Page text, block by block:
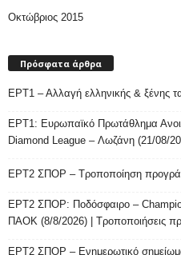
Οκτώβριος 2015
Πρόσφατα άρθρα
ΕΡΤ1 – Αλλαγή ελληνικής & ξένης
ΕΡΤ1: Ευρωπαϊκό Πρωτάθλημα
Diamond League – Λωζάνη (21/08/
ΕΡΤ2 ΣΠΟΡ – Τροποποίηση
ΕΡΤ2 ΣΠΟΡ: Ποδόσφαιρο –
ΠΑΟΚ (8/8/2026) | Τροποποιήσεις
ΕΡΤ2 ΣΠΟΡ – Ενημερωτικό